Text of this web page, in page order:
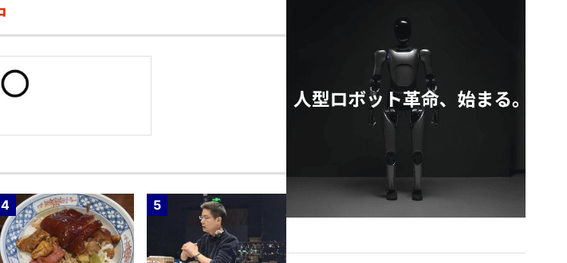
4 5